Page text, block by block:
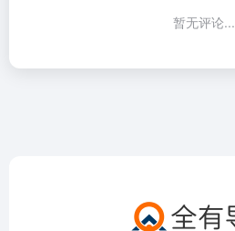
暂无评论...